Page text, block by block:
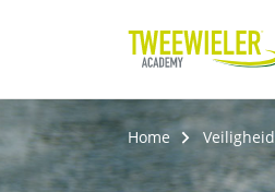
Home Veiligheid